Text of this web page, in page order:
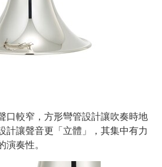
口較窄，方形彎管設計讓吹奏時地
計讓聲音更「立體」，其集中有力
奏性。